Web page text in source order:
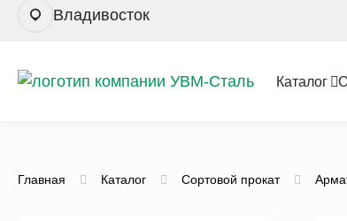
Владивосток
Каталог
Главная Каталог Сортовой прокат